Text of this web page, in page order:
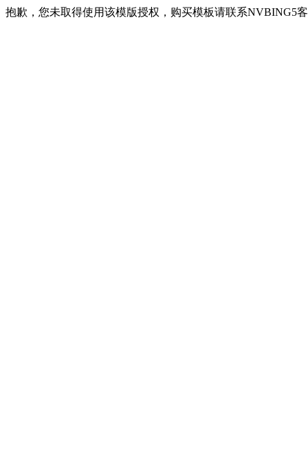
抱歉，您未取得使用该模版授权，购买模板请联系NVBING5客